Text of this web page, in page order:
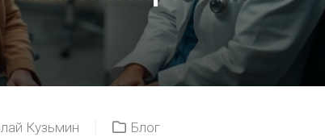
ЛЕЧАТ?
ГЕМАТОЛОГА
Кузьмин Блог